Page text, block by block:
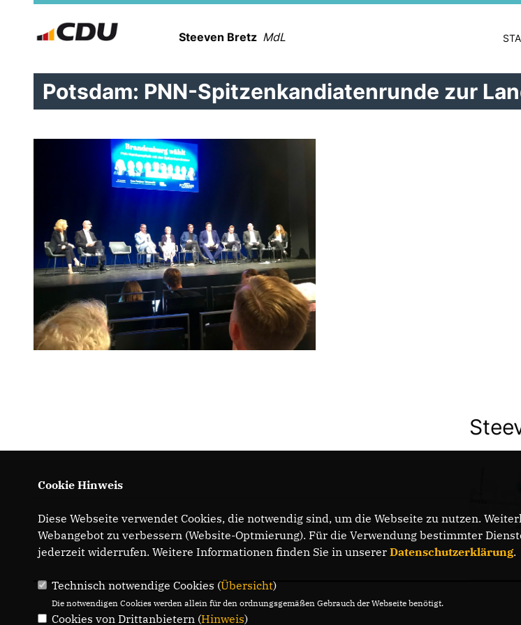
Steeven Bretz MdL
Potsdam: PNN-Spitzenkandiatenrunde zur
IMPRESSUM DATENSCHUTZ
Cookie Hinweis
Diese Webseite verwendet Cookies, die notwendig sind, um die Webseite zu nutzen.
Webangebot zu verbessern (Website-Optmierung). Für die Verwendung bestimmter
jederzeit widerrufen. Weitere Informationen finden Sie in unserer Datenschutzerklärung.
Technisch notwendige Cookies (Übersicht)
Die notwendigen Cookies werden allein für den ordnungsgemäßen Gebrauch der Webseite benötigt.
Cookies von Drittanbietern (Hinweis)